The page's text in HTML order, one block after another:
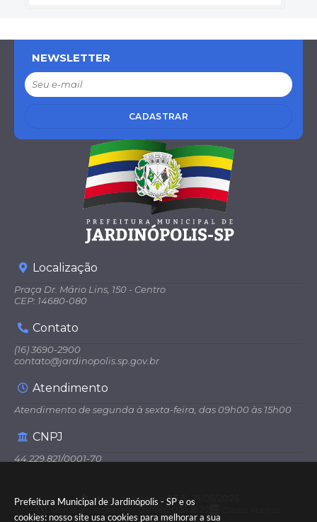
Prefeitura Municipal de Jardinópolis - SP e os
cookies: nosso site usa cookies para melhorar a sua
NEWSLETTER
CADASTRAR
Localização
Praça Dr. Mário Lins, 150 - Centro
CEP: 14680-080
Contato
(16) 3690-2900
contato@jardinopolis.sp.gov.br
Atendimento
Atendimento de segunda à sexta-feira, das 09h00 às 15h00
CNPJ
44.229.821/0001-70
Versão do Sistema: 3.5.3 - 19/06/2026
Portal atualizado em:
05/08/2026 16:22